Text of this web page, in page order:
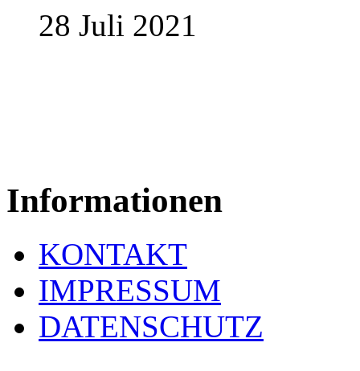
28 Juli 2021
Informationen
KONTAKT
IMPRESSUM
DATENSCHUTZ